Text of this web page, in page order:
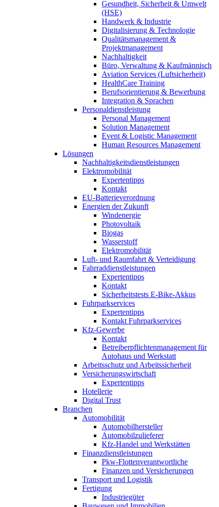
Gesundheit, Sicherheit & Umwelt
(HSE)
Handwerk & Industrie
Digitalisierung & Technologie
Qualitätsmanagement &
Projektmanagement
Nachhaltigkeit
Büro, Verwaltung & Kaufmännisch
Aviation Services (Luftsicherheit)
HealthCare Training
Berufsorientierung & Bewerbung
Integration & Sprachen
Personaldienstleistung
Personal Management
Solution Management
Event & Logistic Management
Human Resources Management
Lösungen
Nachhaltigkeitsdienstleistungen
Elektromobilität
Expertentipps
Kontakt
EU-Batterieverordnung
Energien der Zukunft
Windenergie
Photovoltaik
Biogas
Wasserstoff
Elektromobilität
Luft- und Raumfahrt & Verteidigung
Fahrraddienstleistungen
Expertentipps
Kontakt
Sicherheitstests E-Bike-Akkus
Fuhrparkservices
Expertentipps
Kontakt Fuhrparkservices
Kfz-Gewerbe
Kontakt
Betreiberpflichtenmanagement für
Autohaus und Werkstatt
Arbeitsschutz und Arbeitssicherheit
Versicherungswirtschaft
Expertentipps
Hotellerie
Digital Trust
Branchen
Automobilität
Automobilhersteller
Automobilzulieferer
Kfz-Handel und Werkstätten
Finanzdienstleistungen
Pkw‑Flottenverantwortliche
Finanzen und Versicherungen
Transport und Logistik
Fertigung
Industriegüter